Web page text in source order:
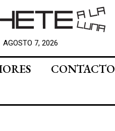
AGOSTO 7, 2026
CONTACTO